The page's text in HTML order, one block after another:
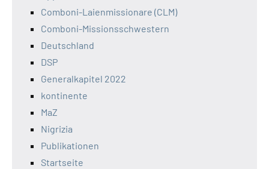
Comboni-Laienmissionare (CLM)
Comboni-Missionsschwestern
Deutschland
DSP
Generalkapitel 2022
kontinente
MaZ
Nigrizia
Publikationen
Startseite